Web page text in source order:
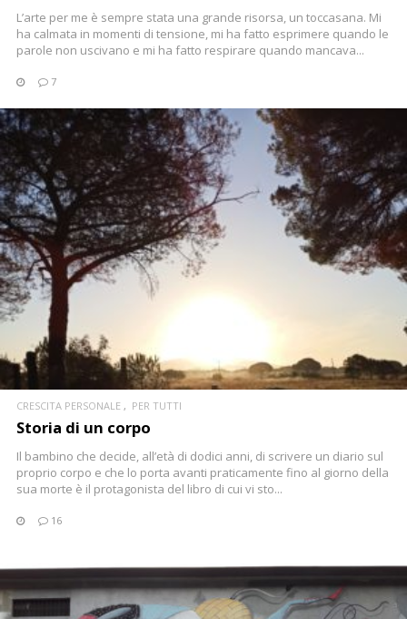
L’arte per me è sempre stata una grande risorsa, un toccasana. Mi
ha calmata in momenti di tensione, mi ha fatto esprimere quando le
parole non uscivano e mi ha fatto respirare quando mancava...
7
CONTINUA
CRESCITA PERSONALE PER TUTTI
Storia di un corpo
Il bambino che decide, all’età di dodici anni, di scrivere un diario sul
proprio corpo e che lo porta avanti praticamente fino al giorno della
sua morte è il protagonista del libro di cui vi sto...
16